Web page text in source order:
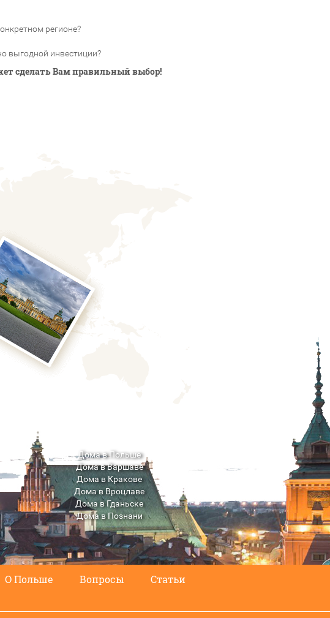
регионе?
выгодной инвестиции?
сделать Вам правильный выбор!
Дома в Польше
Дома в Варшаве
Дома в Кракове
Дома в Вроцлаве
Дома в Гданьске
Дома в Познани
Дома в Люблине
О Польше Вопросы
Статьи